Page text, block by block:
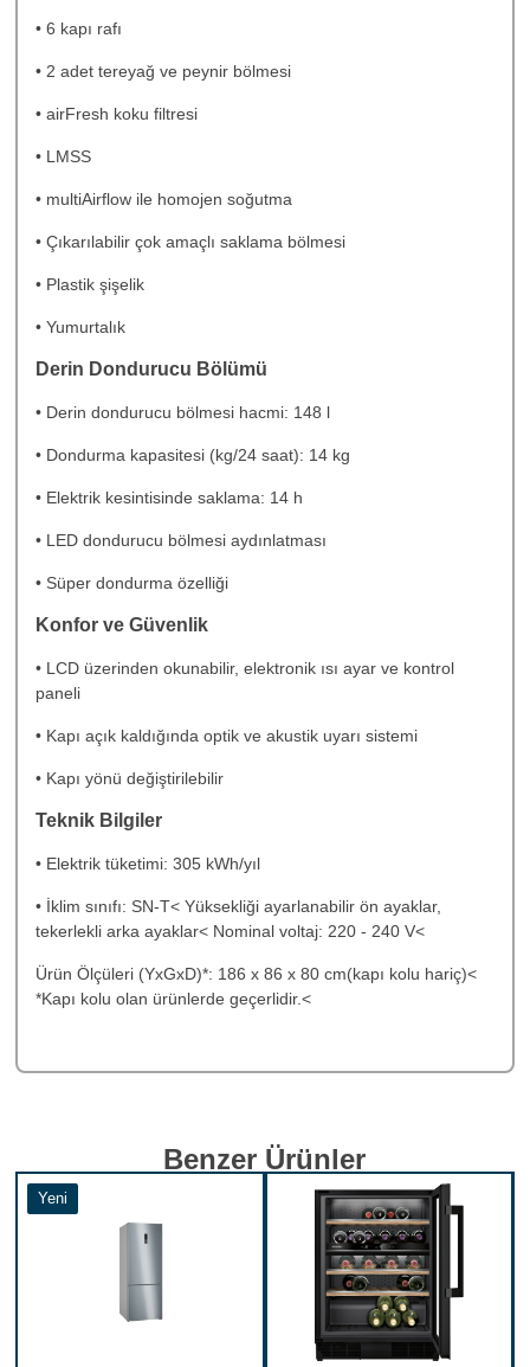
• 6 kapı rafı
• 2 adet tereyağ ve peynir bölmesi
• airFresh koku filtresi
• LMSS
• multiAirflow ile homojen soğutma
• Çıkarılabilir çok amaçlı saklama bölmesi
• Plastik şişelik
• Yumurtalık
Derin Dondurucu Bölümü
• Derin dondurucu bölmesi hacmi: 148 l
• Dondurma kapasitesi (kg/24 saat): 14 kg
• Elektrik kesintisinde saklama: 14 h
• LED dondurucu bölmesi aydınlatması
• Süper dondurma özelliği
Konfor ve Güvenlik
• LCD üzerinden okunabilir, elektronik ısı ayar ve kontrol
paneli
• Kapı açık kaldığında optik ve akustik uyarı sistemi
• Kapı yönü değiştirilebilir
Teknik Bilgiler
• Elektrik tüketimi: 305 kWh/yıl
• İklim sınıfı: SN-T< Yüksekliği ayarlanabilir ön ayaklar,
tekerlekli arka ayaklar< Nominal voltaj: 220 - 240 V<
Ürün Ölçüleri (YxGxD)*: 186 x 86 x 80 cm(kapı kolu hariç)<
*Kapı kolu olan ürünlerde geçerlidir.<
Benzer Ürünler
Yeni